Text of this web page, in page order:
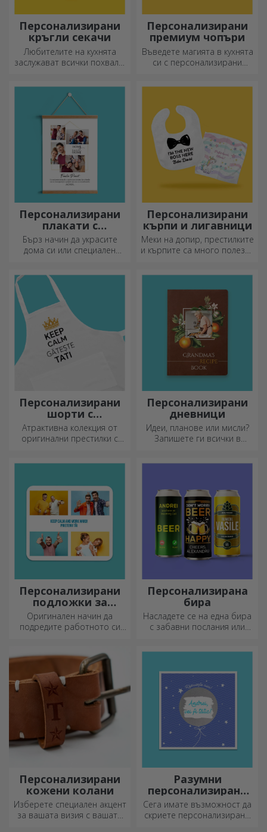
Персонализирани
кръгли секачи
Любителите на кухнята
заслужават всички похвали,
креативните ножове.
Изберете подходящия!
Персонализирани
премиум чопъри
Въведете магията в кухнята
си с персонализирани
Персонализирани
плакати с
закачалки
Бърз начин да украсите
дома си или специален
Персонализирани
кърпи и лигавници
Меки на допир, престилките
и кърпите са много полезни
Персонализирани
шорти с
фотография или
бродерия
Атрактивна колекция от
оригинални престилки с
Персонализирани
дневници
Идеи, планове или мисли?
Запишете ги всички в
Персонализирани
подложки за
мишка
Оригинален начин да
подредите работното си
готините си подложки за
мишка.
Персонализирана
бира
Насладете се на една бира
с забавни послания или
Персонализирани
кожени колани
Изберете специален акцент
за вашата визия с вашата
Разумни
персонализирани
поздравителни
картички и
картички
Сега имате възможност да
скриете персонализирано